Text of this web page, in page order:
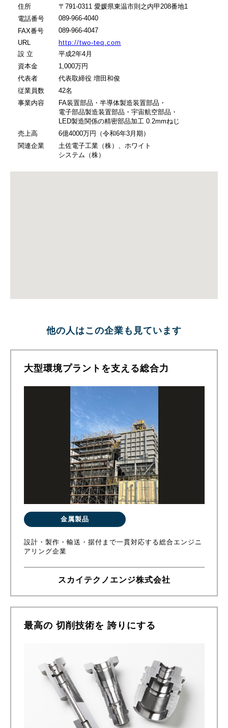
住所
〒791-0311 愛媛県東温市則之内甲208番地1
電話番号
089-966-4040
FAX番号
089-966-4047
URL
http://two-teq.com
設 立
平成2年4月
資本金
1,000万円
代表者
代表取締役 増田和俊
従業員数
42名
事業内容
FA装置部品・半導体製造装置部品・
電子部品製造装置部品・宇宙航空部品・
LED製造関係の精密部品加工 0.2mmねじ
売上高
6億4000万円（令和6年3月期）
関連企業
土佐電子工業（株）、ホワイト
システム（株）
他の人はこの企業も見ています
大型環境プラントを支える総合力
金属製品
設計・製作・輸送・据付まで一貫対応する総合エンジニ
アリング企業
スカイテクノエンジ株式会社
最高の 切削技術を 誇りにする